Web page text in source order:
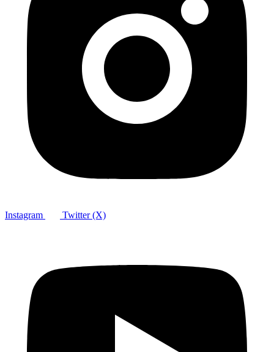
Instagram Twitter (X)